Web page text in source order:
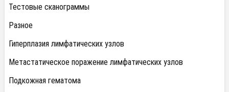
Тестовые сканограммы
Разное
Гиперплазия лимфатических узлов
Метастатическое поражение лимфатических узлов
Подкожная гематома